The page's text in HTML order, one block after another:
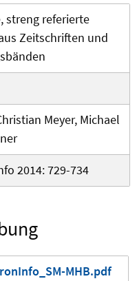
streng referierte
Zeitschriften und
Meyer, Michael
2014: 729-734
MHB.pdf